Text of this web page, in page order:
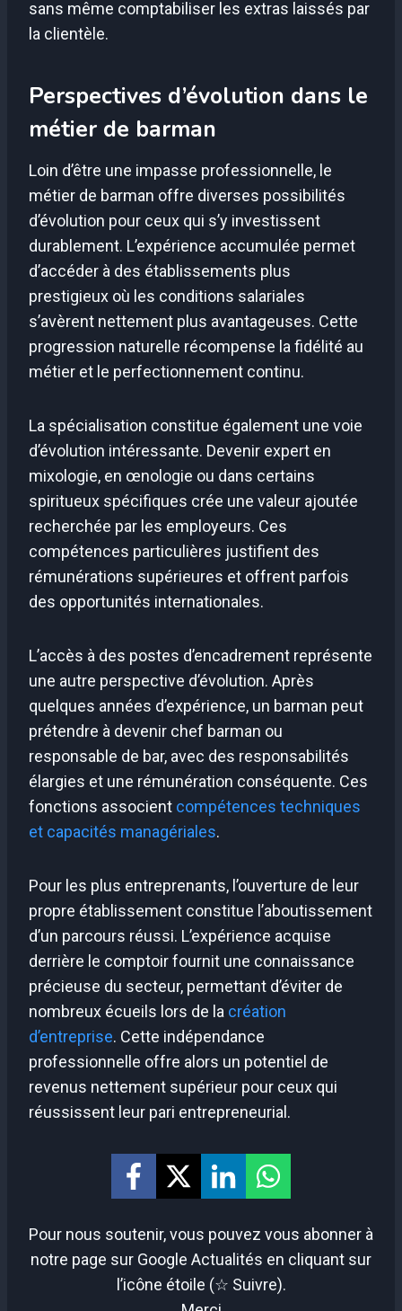
sans même comptabiliser les extras laissés par
la clientèle.
Perspectives d’évolution dans le
métier de barman
Loin d’être une impasse professionnelle, le
métier de barman offre diverses possibilités
d’évolution pour ceux qui s’y investissent
durablement. L’expérience accumulée permet
d’accéder à des établissements plus
prestigieux où les conditions salariales
s’avèrent nettement plus avantageuses. Cette
progression naturelle récompense la fidélité au
métier et le perfectionnement continu.
La spécialisation constitue également une voie
d’évolution intéressante. Devenir expert en
mixologie, en œnologie ou dans certains
spiritueux spécifiques crée une valeur ajoutée
recherchée par les employeurs. Ces
compétences particulières justifient des
rémunérations supérieures et offrent parfois
des opportunités internationales.
L’accès à des postes d’encadrement représente
une autre perspective d’évolution. Après
quelques années d’expérience, un barman peut
prétendre à devenir chef barman ou
responsable de bar, avec des responsabilités
élargies et une rémunération conséquente. Ces
fonctions associent compétences techniques
et capacités managériales.
Pour les plus entreprenants, l’ouverture de leur
propre établissement constitue l’aboutissement
d’un parcours réussi. L’expérience acquise
derrière le comptoir fournit une connaissance
précieuse du secteur, permettant d’éviter de
nombreux écueils lors de la création
d’entreprise. Cette indépendance
professionnelle offre alors un potentiel de
revenus nettement supérieur pour ceux qui
réussissent leur pari entrepreneurial.
Pour nous soutenir, vous pouvez vous abonner à
notre page sur Google Actualités en cliquant sur
l’icône étoile (☆ Suivre).